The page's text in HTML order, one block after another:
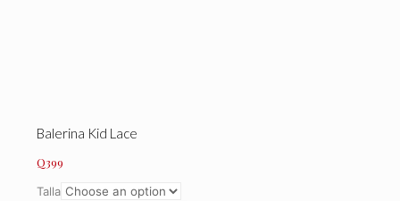
Balerina Kid Lace
Q399
Talla